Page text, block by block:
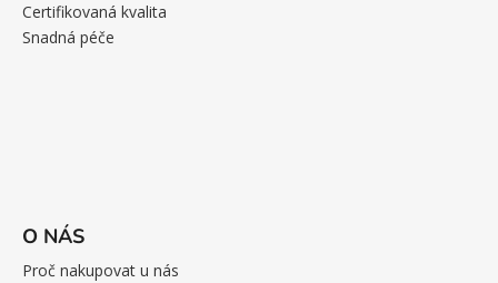
Certifikovaná kvalita
Snadná péče
O NÁS
Proč nakupovat u nás